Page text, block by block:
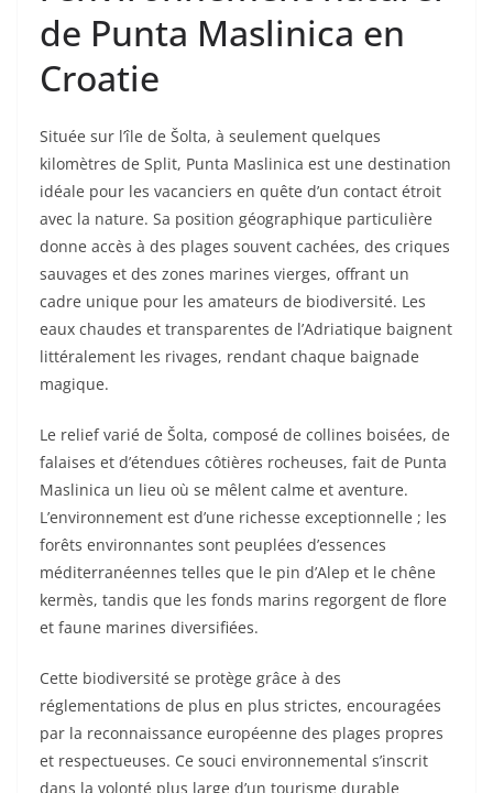
de Punta Maslinica en
Croatie
Située sur l’île de Šolta, à seulement quelques
kilomètres de Split, Punta Maslinica est une destination
idéale pour les vacanciers en quête d’un contact étroit
avec la nature. Sa position géographique particulière
donne accès à des plages souvent cachées, des criques
sauvages et des zones marines vierges, offrant un
cadre unique pour les amateurs de biodiversité. Les
eaux chaudes et transparentes de l’Adriatique baignent
littéralement les rivages, rendant chaque baignade
magique.
Le relief varié de Šolta, composé de collines boisées, de
falaises et d’étendues côtières rocheuses, fait de Punta
Maslinica un lieu où se mêlent calme et aventure.
L’environnement est d’une richesse exceptionnelle ; les
forêts environnantes sont peuplées d’essences
méditerranéennes telles que le pin d’Alep et le chêne
kermès, tandis que les fonds marins regorgent de flore
et faune marines diversifiées.
Cette biodiversité se protège grâce à des
réglementations de plus en plus strictes, encouragées
par la reconnaissance européenne des plages propres
et respectueuses. Ce souci environnemental s’inscrit
dans la volonté plus large d’un tourisme durable